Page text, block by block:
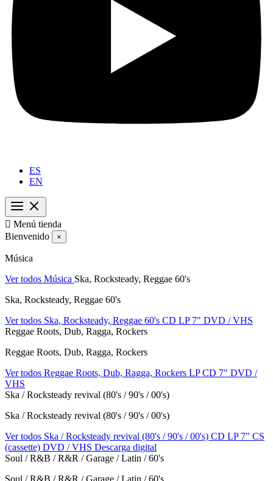
ES
EN
 Menú tienda
Bienvenido
×
Música
Ver todos Música Ska, Rocksteady, Reggae 60's
Ska, Rocksteady, Reggae 60's
Ver todos Ska, Rocksteady, Reggae 60's CD LP 7" DVD / VHS
Reggae Roots, Dub, Ragga, Rockers
Reggae Roots, Dub, Ragga, Rockers
Ver todos Reggae Roots, Dub, Ragga, Rockers LPCD 7" DVD /
VHS
Ska / Rocksteady revival (80's / 90's / 00's)
Ska / Rocksteady revival (80's / 90's / 00's)
Ver todos Ska / Rocksteady revival (80's / 90's / 00's) CD LP 7" CS
(cassette) DVD / VHS Descarga digital
Soul / R&B / R&R / Garage / Latin / 60's
Soul / R&B / R&R / Garage / Latin / 60's